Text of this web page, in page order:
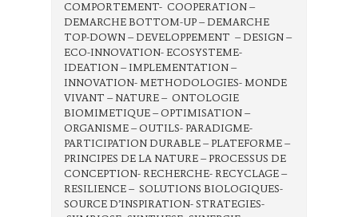
COMPORTEMENT- COOPERATION –
DEMARCHE BOTTOM-UP – DEMARCHE
TOP-DOWN – DEVELOPPEMENT – DESIGN –
ECO-INNOVATION- ECOSYSTEME-
IDEATION – IMPLEMENTATION –
INNOVATION- METHODOLOGIES- MONDE
VIVANT – NATURE – ONTOLOGIE
BIOMIMETIQUE – OPTIMISATION –
ORGANISME – OUTILS- PARADIGME-
PARTICIPATION DURABLE – PLATEFORME –
PRINCIPES DE LA NATURE – PROCESSUS DE
CONCEPTION- RECHERCHE- RECYCLAGE –
RESILIENCE – SOLUTIONS BIOLOGIQUES-
SOURCE D’INSPIRATION- STRATEGIES-